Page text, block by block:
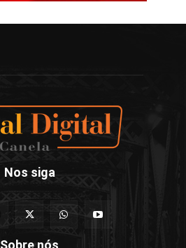
Nos siga
Sobre nós